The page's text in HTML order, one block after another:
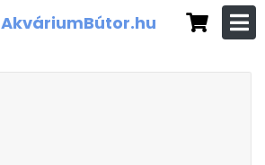
AkváriumBútor.hu